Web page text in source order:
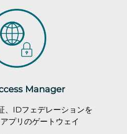
Manager
、IDフェデレーションを
プリのゲートウェイ